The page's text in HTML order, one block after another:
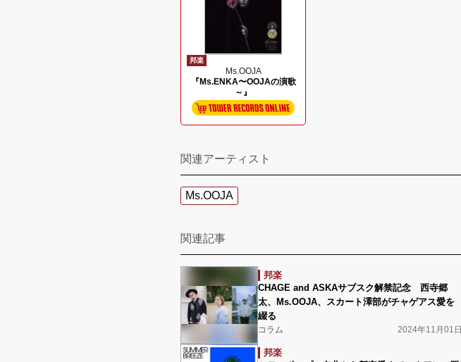
邦楽
Ms.OOJA
『Ms.ENKA〜OOJAの演歌
～』
関連アーティスト
Ms.OOJA
関連記事
邦楽
CHAGE and ASKAサブスク解禁記念 西寺郷
太、Ms.OOJA、スカート澤部がチャゲアス愛を
綴る
コラム 2024年11月01日
邦楽